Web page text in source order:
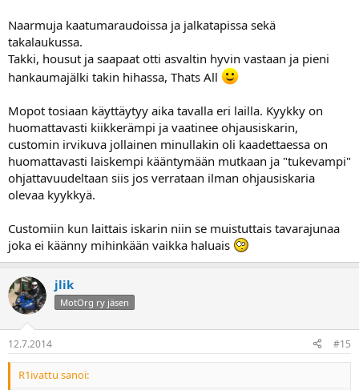
Naarmuja kaatumaraudoissa ja jalkatapissa sekä
takalaukussa.
Takki, housut ja saapaat otti asvaltin hyvin vastaan ja pieni
hankaumajälki takin hihassa, Thats All
Mopot tosiaan käyttäytyy aika tavalla eri lailla. Kyykky on
huomattavasti kiikkerämpi ja vaatinee ohjausiskarin,
customin irvikuva jollainen minullakin oli kaadettaessa on
huomattavasti laiskempi kääntymään mutkaan ja "tukevampi"
ohjattavuudeltaan siis jos verrataan ilman ohjausiskaria
olevaa kyykkyä.
Customiin kun laittais iskarin niin se muistuttais tavarajunaa
joka ei käänny mihinkään vaikka haluais
jlik
MotOrg ry jäsen
12.7.2014 #15
R1ivattu sanoi: